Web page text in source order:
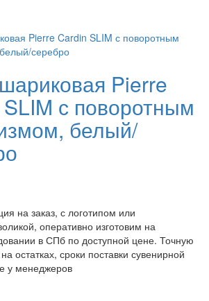
Pierre
с поворотным
белый/
на заказ, с логотипом или
оперативно изготовим на
в СПб по доступной цене. Точную
остатках, сроки поставки сувенирной
у менеджеров